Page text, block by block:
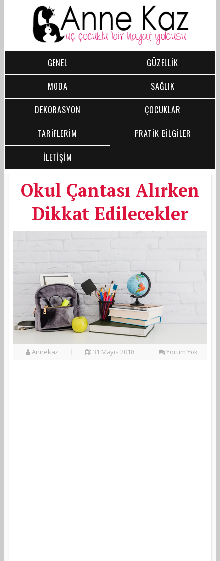
GENEL
GÜZELLİK
MODA
SAĞLIK
DEKORASYON
ÇOCUKLAR
TARİFLERİM
PRATİK BİLGİLER
İLETİŞİM
Okul Çantası Alırken
Dikkat Edilecekler
Annekaz 31 Mayıs 2018 Yorum Yok